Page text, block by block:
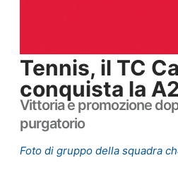
Tennis, il TC
conquista la
Vittoria e promozione
purgatorio
Foto di gruppo della squadra